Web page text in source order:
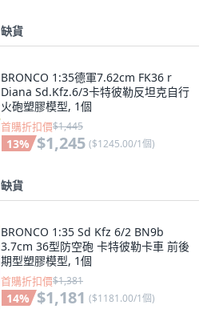
缺貨
BRONCO 1:35德軍7.62cm FK36 r
Diana Sd.Kfz.6/3卡特彼勒反坦克自行
火砲塑膠模型, 1個
首購折扣價$1,445
13% $1,245 ($1245.00/1個)
缺貨
BRONCO 1:35 Sd Kfz 6/2 BN9b
3.7cm 36型防空砲 卡特彼勒卡車 前後
期型塑膠模型, 1個
首購折扣價$1,381
14% $1,181 ($1181.00/1個)